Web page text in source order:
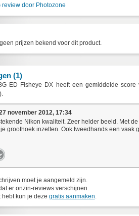
review door Photozone
prijzen bekend voor dit product.
(1)
ED Fisheye DX heeft een gemiddelde
november 2012, 17:34
Nikon kwaliteit. Zeer helder beeld. Met
groothoek inzetten. Ook tweedhands een vaak
moet je aangemeld zijn.
er onzin-reviews verschijnen.
kun je deze gratis aanmaken.